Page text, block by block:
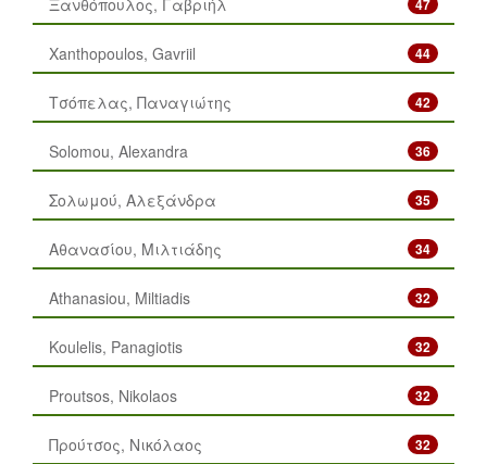
47
44
Xanthopoulos, Gavriil
42
Τσόπελας, Παναγιώτης
36
Solomou, Alexandra
35
Σολωμού, Αλεξάνδρα
34
Αθανασίου, Μιλτιάδης
32
Athanasiou, Miltiadis
32
Koulelis, Panagiotis
32
Proutsos, Nikolaos
32
Προύτσος, Νικόλαος